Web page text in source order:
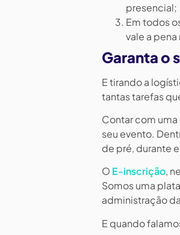
presencial;
Em todos
vale a
Garanta o
E tirando a
tantas tarefas
Contar com uma
seu evento.
de pré, durante
O E-inscrição,
Somos uma
administração
E quando